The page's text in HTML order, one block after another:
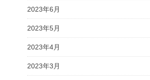
2023年6月
2023年5月
2023年4月
2023年3月